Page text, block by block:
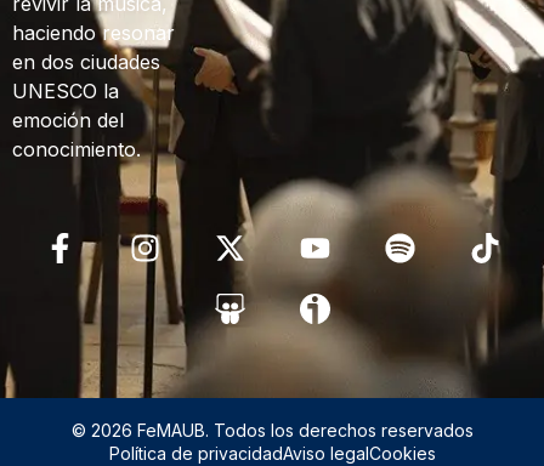
haciendo resonar
en dos ciudades
UNESCO la
emoción del
conocimiento.
© 2026 FeMAUB. Todos los derechos reservados
Política de privacidadAviso legalCookies